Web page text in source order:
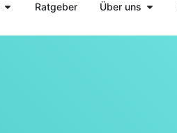
Ratgeber Über uns